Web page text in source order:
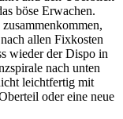
böse Erwachen.
allen Fixkosten
wieder der Dispo in
nach unten
leichtfertig mit
oder eine neue